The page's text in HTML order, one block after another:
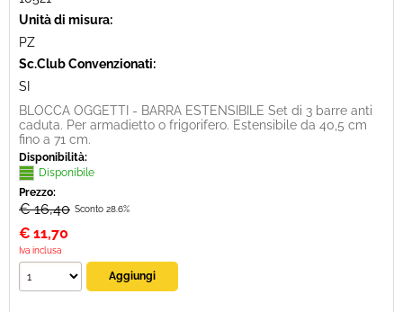
Unità di misura:
PZ
Sc.Club Convenzionati:
SI
BLOCCA OGGETTI - BARRA ESTENSIBILE Set di 3 barre anti
caduta. Per armadietto o frigorifero. Estensibile da 40,5 cm
fino a 71 cm.
Disponibilità:
Disponibile
Prezzo:
€ 16,40 Sconto 28.6%
€ 11,70
Iva inclusa